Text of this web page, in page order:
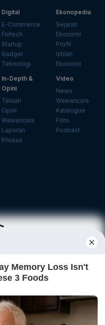
Digital
E-Commerce
Fintech
Startup
Gadget
Teknologi
Ekonopedia
Sejarah
Ekonomi
Profil
Istilah
Ekonomi
In-Depth &
Opini
Telaah
Opini
Wawancara
Laporan
Khusus
Video
News
Wawancara
Katalogue
Foto
Podcast
Daftar